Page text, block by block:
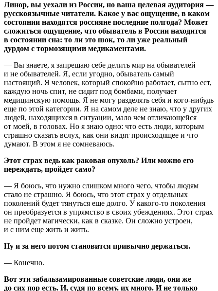
Линор, вы уехали из России, но ваша целевая аудитория —
русскоязычные читатели. Какое у вас ощущение, в каком
состоянии находятся россияне последние полгода? Может
сложиться ощущение, что обыватель в России находится
в состоянии сна: то ли это шок, то ли уже реальный
дурдом с тормозящими медикаментами.
— Вы знаете, я запрещаю себе делить мир на обывателей
и не обывателей. Я, если угодно, обыватель самый
настоящий. Я человек, который спокойно работает, сытно ест,
каждую ночь спит, не сидит под бомбами, получает
медицинскую помощь. Я не могу разделять себя и кого-нибудь
еще по этой категории. Я на самом деле не знаю, что у других
людей, находящихся в ситуации, мало чем отличающейся
от моей, в головах. Но я знаю одно: что есть люди, которым
страшно сказать вслух, как они видят происходящее и что
думают. В этом я не сомневаюсь.
Этот страх ведь как раковая опухоль? Или можно его
переждать, пройдет само?
— Я боюсь, что нужно слишком много чего, чтобы людям
стало не страшно. Я боюсь, что этот страх у отдельных
поколений будет тянуться еще долго. У какого-то поколения
он преобразуется в упрямство в своих убеждениях. Этот страх
не пройдет магически, как в сказке. Он сложно устроен,
и с ним еще жить и жить.
Ну и за него потом становится привычно держаться.
— Конечно.
Вот эти забальзамированные советские люди, они же
до сих пор есть. И, судя по всему, их много. И не только